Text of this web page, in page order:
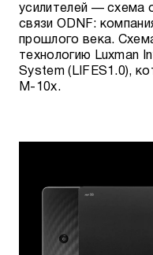
усилителей — схема
связи ODNF:
прошлого века.
технологию Luxman
System (LIFES1.0),
M-10x.